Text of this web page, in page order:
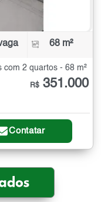
68 m²
com 2 quartos - 68 m²
R$ 351.000
Contatar